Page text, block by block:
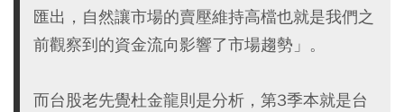
匯出，自然讓市場的賣壓維持高檔也就是我們之
前觀察到的資金流向影響了市場趨勢」。
而台股老先覺杜金龍則是分析，第3季本就是台